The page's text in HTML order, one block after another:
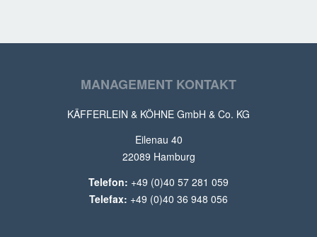
MANAGEMENT KONTAKT
KÄFFERLEIN & KÖHNE GmbH & Co. KG
Eilenau 40
22089 Hamburg
Telefon: +49 (0)40 57 281 059
Telefax: +49 (0)40 36 948 056